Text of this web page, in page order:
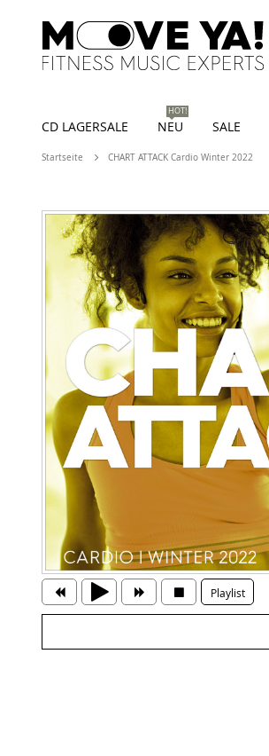
CD LAGERSALE NEU
HOT!
SALE
Startseite CHART ATTACK Cardio Winter 2022
Playlist